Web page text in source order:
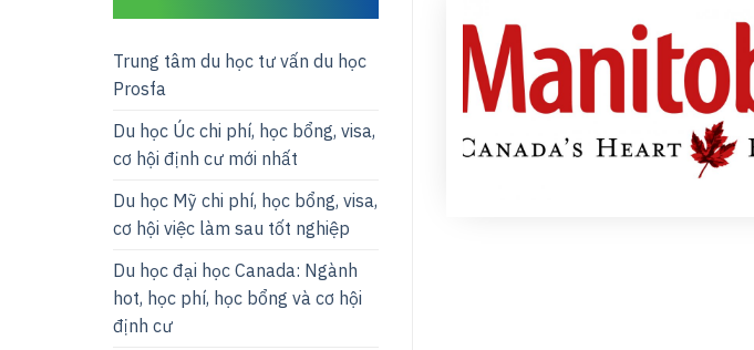
Trung tâm du học tư vấn du học
Prosfa
Du học Úc chi phí, học bổng, visa,
cơ hội định cư mới nhất
Du học Mỹ chi phí, học bổng, visa,
cơ hội việc làm sau tốt nghiệp
Du học đại học Canada: Ngành
hot, học phí, học bổng và cơ hội
định cư